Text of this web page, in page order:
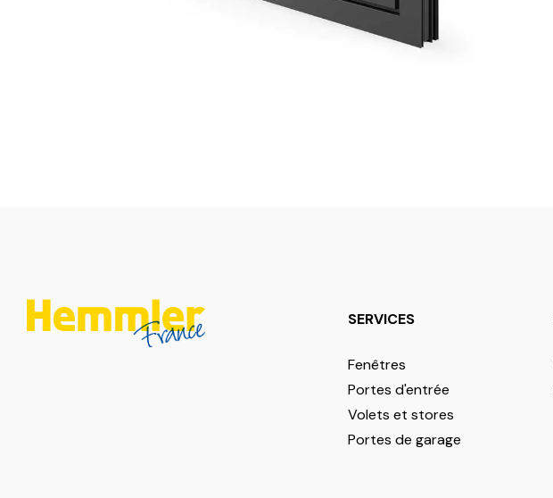
SERVICES
Fenêtres
Portes d'entrée
Volets et stores
Portes de garage